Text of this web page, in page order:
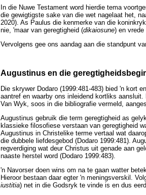
In die Nuwe Testament word hierdie tema
die gewigtigste sake van die wet nagelaat het,
2020). As Paulus die kenmerke van die
nie, 'maar van geregtigheid (dikaiosune) en vrede
Vervolgens gee ons aandag aan die standpunt
Augustinus en die
Die skrywer Dodaro (1999:481-483) bied 'n kort
aantref en waarby ons inleidend kortliks
Van Wyk, soos in die bibliografie vermeld,
Augustinus gebruik die term geregtigheid as
klassieke filosofiese verstaan van geregtigheid
Augustinus in Christelike terme vertaal wat
die dubbele liefdesgebod (Dodaro 1999:481).
regverdiging wat deur Christus uit genade aan
naaste herstel word (Dodaro 1999:483).
'n Navorser doen wins om na te gaan watter
Hieroor bestaan daar egter 'n meningsverskil.
iustitia) net in die Godsryk te vinde is en dus